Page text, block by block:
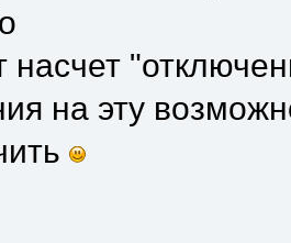
насчет
на эту